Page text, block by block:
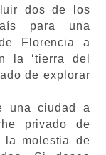
dos de los
para una
Florencia a
la ‘tierra del
de explorar
una ciudad a
privado de
la molestia de